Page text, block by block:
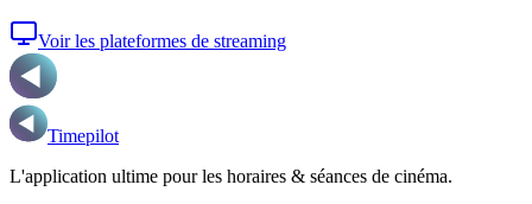
Voir les plateformes de streaming
Timepilot
L'application ultime pour les horaires & séances de cinéma.